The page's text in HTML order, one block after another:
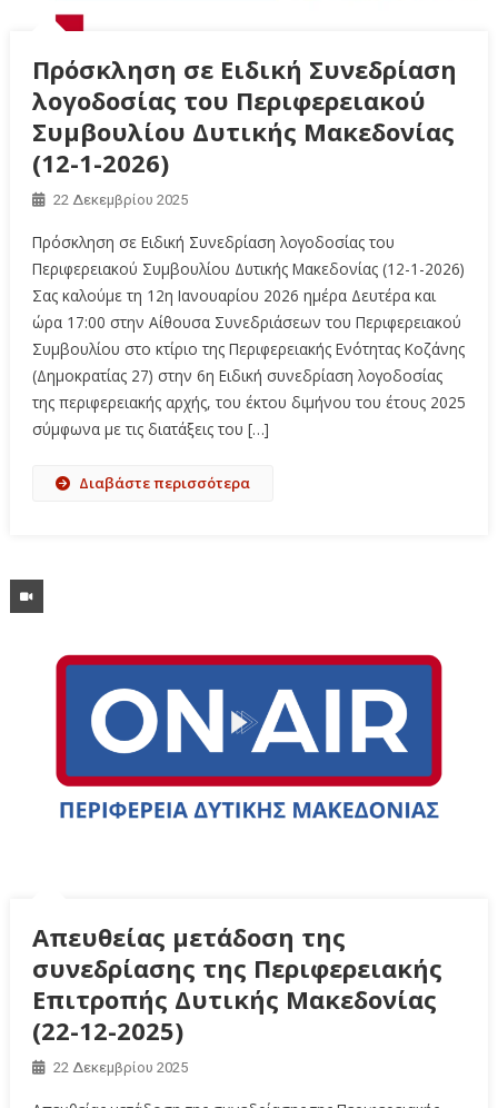
Πρόσκληση σε Ειδική Συνεδρίαση
λογοδοσίας του Περιφερειακού
Συμβουλίου Δυτικής Μακεδονίας
(12-1-2026)
22 Δεκεμβρίου 2025
Πρόσκληση σε Ειδική Συνεδρίαση λογοδοσίας του
Περιφερειακού Συμβουλίου Δυτικής Μακεδονίας (12-1-2026)
Σας καλούμε τη 12η Ιανουαρίου 2026 ημέρα Δευτέρα και
ώρα 17:00 στην Αίθουσα Συνεδριάσεων του Περιφερειακού
Συμβουλίου στο κτίριο της Περιφερειακής Ενότητας Κοζάνης
(Δημοκρατίας 27) στην 6η Ειδική συνεδρίαση λογοδοσίας
της περιφερειακής αρχής, του έκτου διμήνου του έτους 2025
σύμφωνα με τις διατάξεις του […]
Διαβάστε περισσότερα
Απευθείας μετάδοση της
συνεδρίασης της Περιφερειακής
Επιτροπής Δυτικής Μακεδονίας
(22-12-2025)
22 Δεκεμβρίου 2025